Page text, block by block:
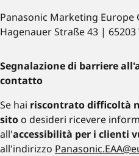
Panasonic Marketing Europe
Hagenauer Straße 43 |
Segnalazione di barriere
contatto
Se hai riscontrato difficoltà
sitoo desideri ricevere
all'accessibilità per i clienti
all'indirizzo